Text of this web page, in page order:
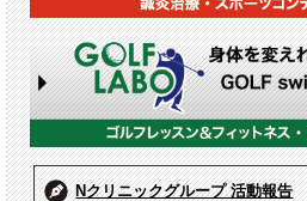
Nクリニックグループ 活動報告